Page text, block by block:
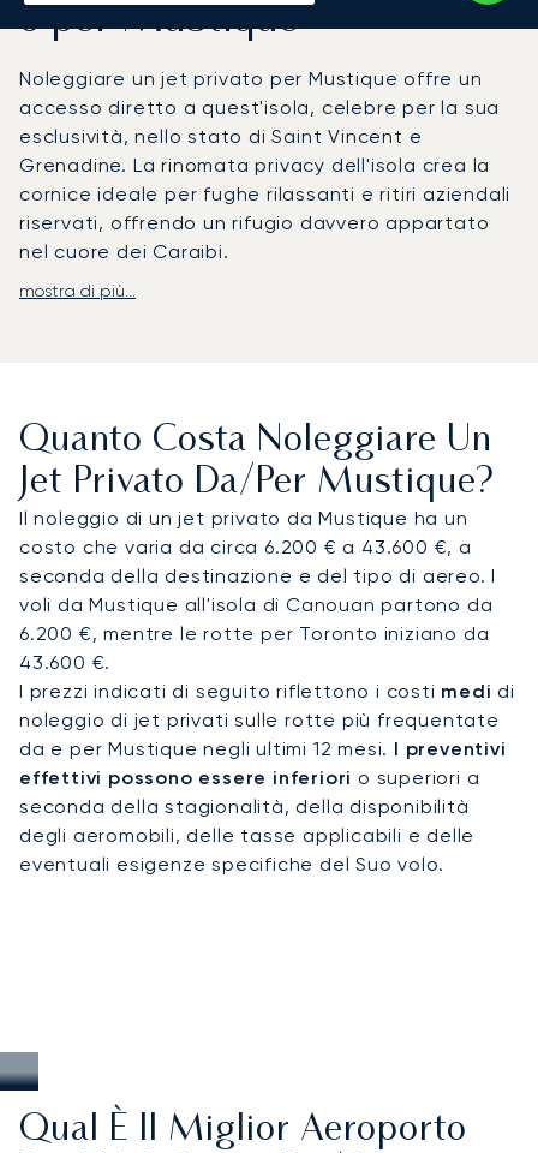
o per Mustique
Noleggiare un jet privato per Mustique offre un
accesso diretto a quest'isola, celebre per la sua
esclusività, nello stato di Saint Vincent e
Grenadine. La rinomata privacy dell'isola crea la
cornice ideale per fughe rilassanti e ritiri aziendali
riservati, offrendo un rifugio davvero appartato
nel cuore dei Caraibi.
Personalizziamo ogni dettaglio del tuo volo in
una flessibilità totale, garantendo un arrivo
discreto e diretto all'aeroporto di Mustique.
La nostra comprovata esperienza include
l'organizzazione di atterraggi in aeroporti con
avvicinamenti complessi, una competenza
fondamentale per destinazioni insulari remote.
Questa abilità operativa assicura che il tuo volo
sia gestito con precisione, offrendoti la massima
tranquillità per un arrivo sicuro e sereno sulle
esclusive coste di Mustique.
mostra di più...
Quanto Costa Noleggiare Un
Jet Privato Da/per Mustique?
Il noleggio di un jet privato da Mustique ha un
costo che varia da circa 6.200 € a 43.600 €, a
seconda della destinazione e del tipo di aereo. I
voli da Mustique all'isola di Canouan partono da
6.200 €, mentre le rotte per Toronto iniziano da
43.600 €.
I prezzi indicati di seguito riflettono i costi medi di
noleggio di jet privati sulle rotte più frequentate
da e per Mustique negli ultimi 12 mesi. I preventivi
effettivi possono essere inferiori o superiori a
seconda della stagionalità, della disponibilità
degli aeromobili, delle tasse applicabili e delle
eventuali esigenze specifiche del Suo volo.
Qual È Il Miglior Aeroporto